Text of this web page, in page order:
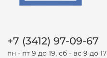
+7 (3412) 97-09-67
пн - пт 9 до 19, сб - вс 9 до 17